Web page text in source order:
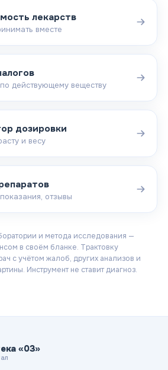
лекарств
вместе
действующему веществу
дозировки
и весу
отзывы
и метода исследования —
в своём бланке. Трактовку
с учётом жалоб, других анализов и
Инструмент не ставит диагноз.
«03»